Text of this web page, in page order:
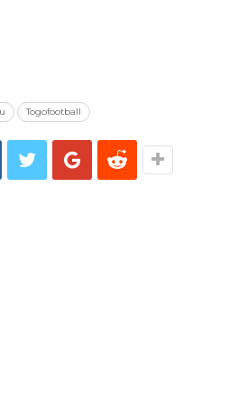
Togofootball